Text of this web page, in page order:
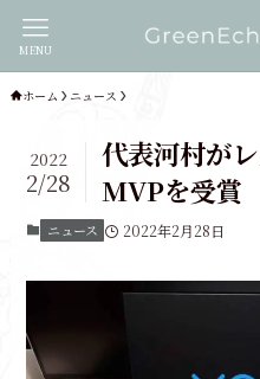
MENU
ホーム ニュース
代表河村が
MVPを受賞
2022
2/28
ニュース 2022年2月28日